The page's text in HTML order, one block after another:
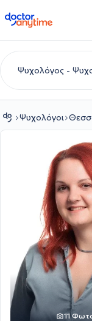
doctoranytime
Ψυχολόγοι
11